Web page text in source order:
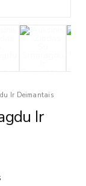
Ir Deimantais
Ir